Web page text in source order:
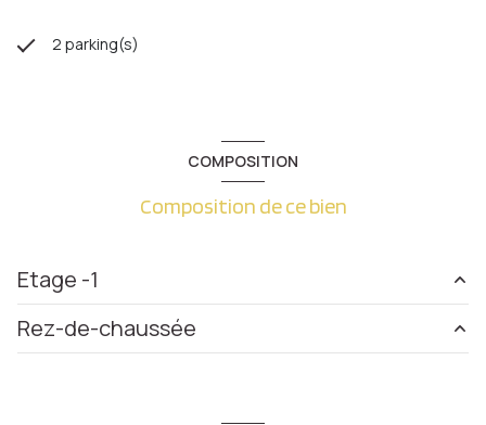
2 parking(s)
COMPOSITION
Composition de ce bien
Etage -1
Terrasse
Rez-de-chaussée